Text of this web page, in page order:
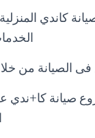
كاندي
الصيانة من خلال
صيانة كا+ندي